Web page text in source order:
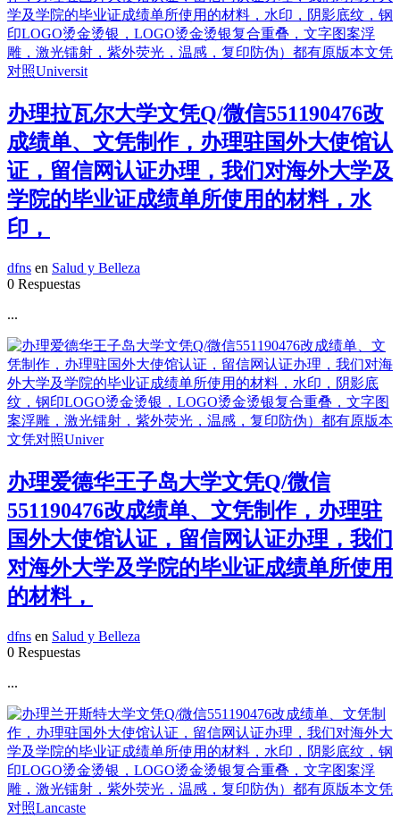
办理拉瓦尔大学文凭Q/微信551190476改
成绩单、文凭制作，办理驻国外大使馆认
证，留信网认证办理，我们对海外大学及
学院的毕业证成绩单所使用的材料，水
印，
dfns en Salud y Belleza
0 Respuestas
...
办理爱德华王子岛大学文凭Q/微信
551190476改成绩单、文凭制作，办理驻
国外大使馆认证，留信网认证办理，我们
对海外大学及学院的毕业证成绩单所使用
的材料，
dfns en Salud y Belleza
0 Respuestas
...